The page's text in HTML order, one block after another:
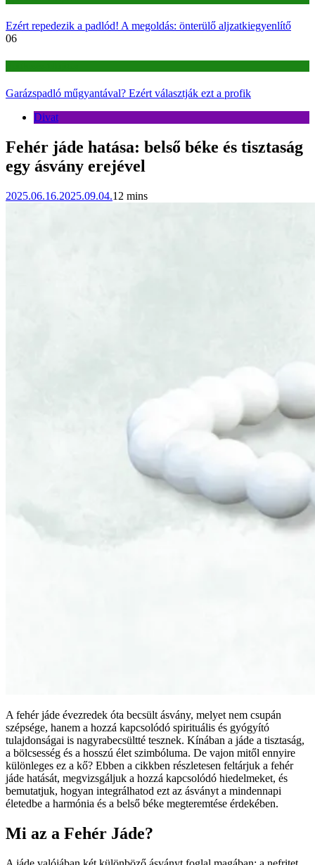
Ezért repedezik a padlód! A megoldás: önterülő aljzatkiegyenlítő
06
Garázspadló műgyantával? Ezért választják ezt a profik
Divat
Fehér jáde hatása: belső béke és tisztaság
egy ásvány erejével
2025.06.16.2025.09.04.12 mins
A fehér jáde évezredek óta becsült ásvány, melyet nem csupán
szépsége, hanem a hozzá kapcsolódó spirituális és gyógyító
tulajdonságai is nagyrabecsültté tesznek. Kínában a jáde a tisztaság,
a bölcsesség és a hosszú élet szimbóluma. De vajon mitől ennyire
különleges ez a kő? Ebben a cikkben részletesen feltárjuk a fehér
jáde hatását, megvizsgáljuk a hozzá kapcsolódó hiedelmeket, és
bemutatjuk, hogyan integrálhatod ezt az ásványt a mindennapi
életedbe a harmónia és a belső béke megteremtése érdekében.
Mi az a Fehér Jáde?